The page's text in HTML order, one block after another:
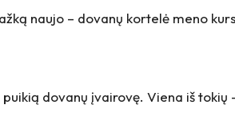
naujo – dovanų kortelė meno
dovanų įvairovę. Viena iš tokių